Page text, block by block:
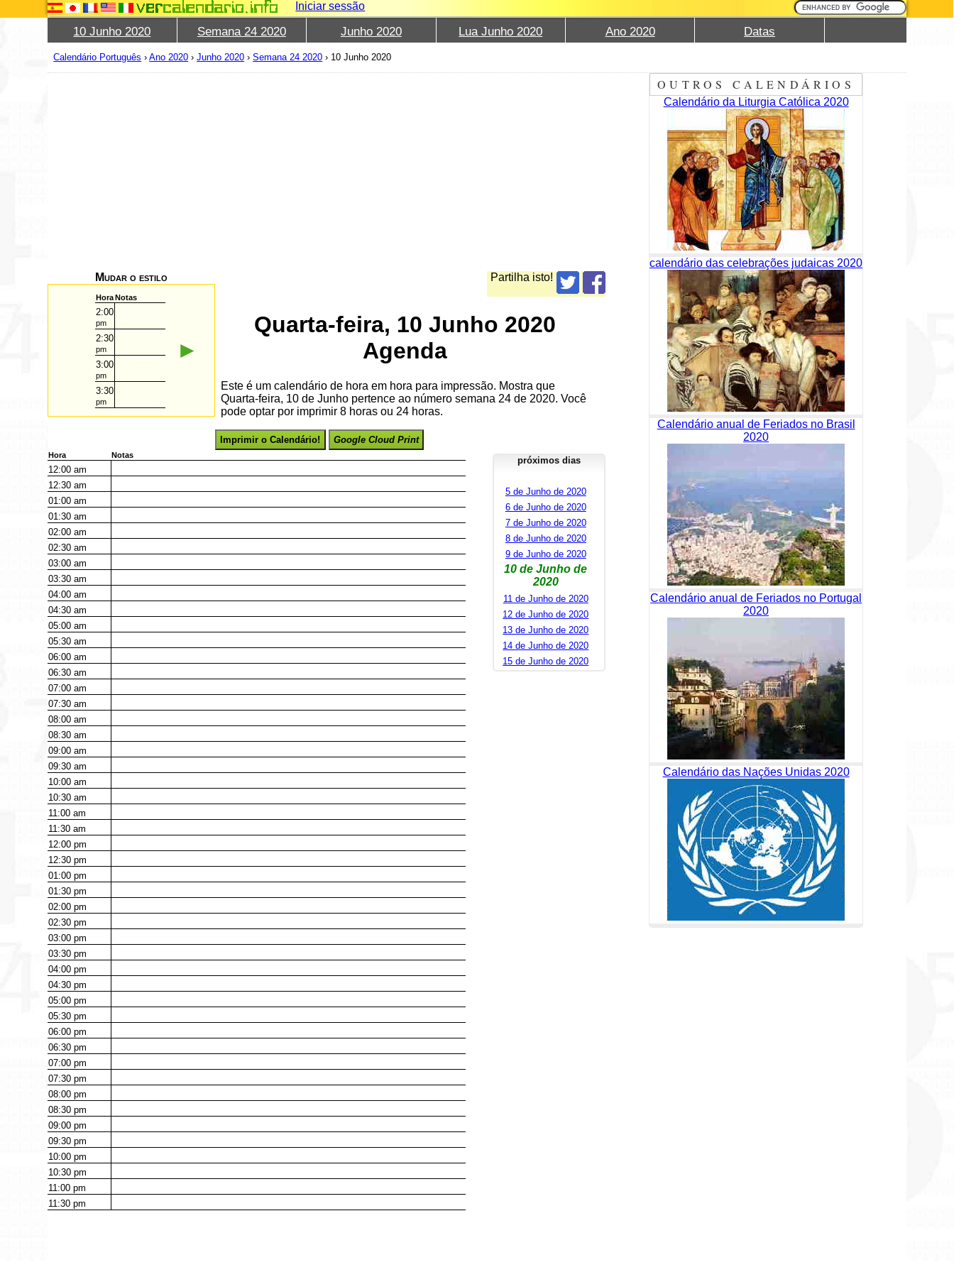
Iniciar sessão
10 Junho 2020 Semana 24 2020 Junho 2020 Lua Junho 2020 Ano 2020 Datas
Calendário Português ›Ano 2020 ›Junho 2020 ›Semana 24 2020 › 10 Junho 2020
Partilha isto!
Mudar o estilo
HoraNotas
2:00
pm
2:30
pm
3:00
pm
3:30
pm
►
Quarta-feira, 10 Junho 2020
Agenda
Este é um calendário de hora em hora para impressão. Mostra que
Quarta-feira, 10 de Junho pertence ao número semana 24 de 2020. Você
pode optar por imprimir 8 horas ou 24 horas.
Imprimir o Calendário! Google Cloud Print
Hora Notas
12:00am
12:30am
01:00am
01:30am
02:00am
02:30am
03:00am
03:30am
04:00am
04:30am
05:00am
05:30am
06:00am
06:30am
07:00am
07:30am
08:00am
08:30am
09:00am
09:30am
10:00am
10:30am
11:00am
11:30am
12:00pm
12:30pm
01:00pm
01:30pm
02:00pm
02:30pm
03:00pm
03:30pm
04:00pm
04:30pm
05:00pm
05:30pm
06:00pm
06:30pm
07:00pm
07:30pm
08:00pm
08:30pm
09:00pm
09:30pm
10:00pm
10:30pm
11:00pm
11:30pm
próximos dias
5 de Junho de 2020
6 de Junho de 2020
7 de Junho de 2020
8 de Junho de 2020
9 de Junho de 2020
10 de Junho de
2020
11 de Junho de 2020
12 de Junho de 2020
13 de Junho de 2020
14 de Junho de 2020
15 de Junho de 2020
OUTROS CALENDÁRIOS
Calendário da Liturgia Católica 2020
calendário das celebrações judaicas 2020
Calendário anual de Feriados no Brasil
2020
Calendário anual de Feriados no Portugal
2020
Calendário das Nações Unidas 2020